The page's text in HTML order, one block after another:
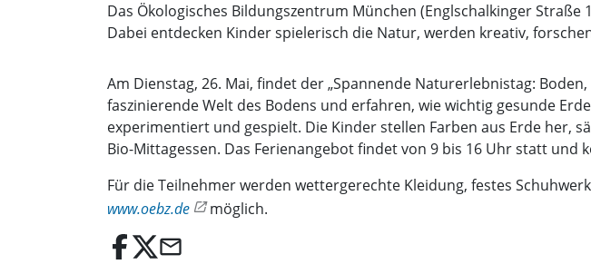
Das Ökologisches Bildungszentrum München (Englschalkinger
Dabei entdecken Kinder spielerisch die Natur, werden kreativ,
Am Dienstag, 26. Mai, findet der „Spannende Naturerlebnistag:
faszinierende Welt des Bodens und erfahren, wie wichtig gesunde
experimentiert und gespielt. Die Kinder stellen Farben aus Erde her,
Bio-Mittagessen. Das Ferienangebot findet von 9 bis 16 Uhr statt und
Für die Teilnehmer werden wettergerechte Kleidung, festes
www.oebz.de
möglich.
email